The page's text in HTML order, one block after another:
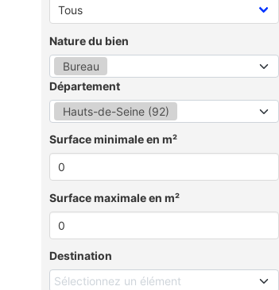
Nature du bien
Bureau
Département
Hauts-de-Seine (92)
Surface minimale en m²
Surface maximale en m²
Destination
Sélectionnez un élément